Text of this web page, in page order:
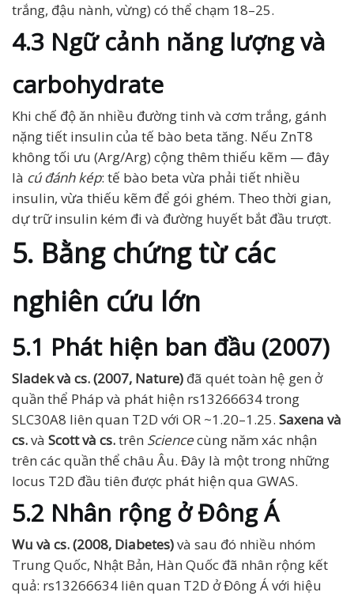
trắng, đậu nành, vừng) có thể chạm 18–25.
4.3 Ngữ cảnh năng lượng và
carbohydrate
Khi chế độ ăn nhiều đường tinh và cơm trắng, gánh
nặng tiết insulin của tế bào beta tăng. Nếu ZnT8
không tối ưu (Arg/Arg) cộng thêm thiếu kẽm — đây
là cú đánh kép: tế bào beta vừa phải tiết nhiều
insulin, vừa thiếu kẽm để gói ghém. Theo thời gian,
dự trữ insulin kém đi và đường huyết bắt đầu trượt.
5. Bằng chứng từ các
nghiên cứu lớn
5.1 Phát hiện ban đầu (2007)
Sladek và cs. (2007, Nature) đã quét toàn hệ gen ở
quần thể Pháp và phát hiện rs13266634 trong
SLC30A8 liên quan T2D với OR ~1.20–1.25. Saxena và
cs.và Scott và cs.trên Sciencecùng năm xác nhận
trên các quần thể châu Âu. Đây là một trong những
locus T2D đầu tiên được phát hiện qua GWAS.
5.2 Nhân rộng ở Đông Á
Wu và cs. (2008, Diabetes)và sau đó nhiều nhóm
Trung Quốc, Nhật Bản, Hàn Quốc đã nhân rộng kết
quả: rs13266634 liên quan T2D ở Đông Á với hiệu